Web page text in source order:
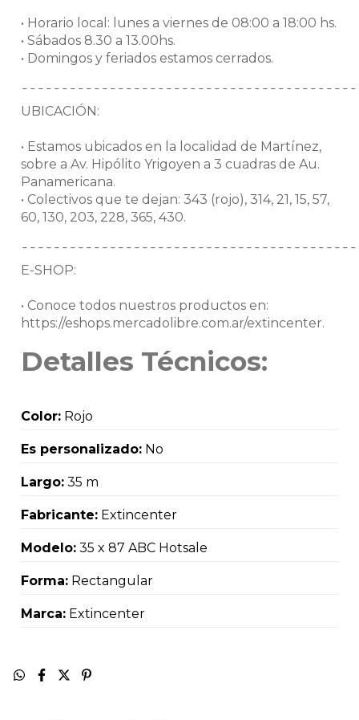
• Horario local: lunes a viernes de 08:00 a 18:00 hs.
• Sábados 8.30 a 13.00hs.
• Domingos y feriados estamos cerrados.
UBICACIÓN:
• Estamos ubicados en la localidad de Martínez,
sobre a Av. Hipólito Yrigoyen a 3 cuadras de Au.
Panamericana.
• Colectivos que te dejan: 343 (rojo), 314, 21, 15, 57,
60, 130, 203, 228, 365, 430.
E-SHOP:
• Conoce todos nuestros productos en:
https://eshops.mercadolibre.com.ar/extincenter.
Detalles Técnicos:
Color: Rojo
Es personalizado: No
Largo: 35 m
Fabricante: Extincenter
Modelo: 35 x 87 ABC Hotsale
Forma: Rectangular
Marca: Extincenter